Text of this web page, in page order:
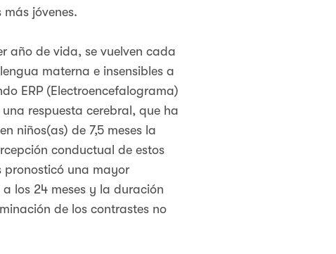
jóvenes.
año de vida, se vuelven cada
materna e insensibles a
ERP (Electroencefalograma)
respuesta cerebral, que ha
niños(as) de 7,5 meses la
conductual de estos
pronosticó una mayor
los 24 meses y la duración
de los contrastes no